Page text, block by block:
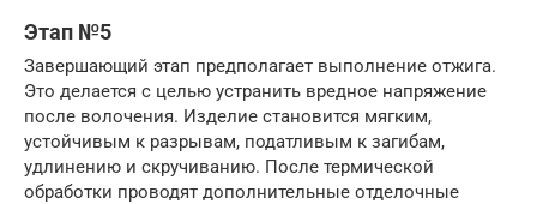
Этап №5
Завершающий этап предполагает выполнение отжига.
Это делается с целью устранить вредное напряжение
после волочения. Изделие становится мягким,
устойчивым к разрывам, податливым к загибам,
удлинению и скручиванию. После термической
обработки проводят дополнительные отделочные